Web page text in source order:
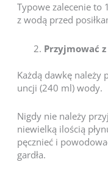
Typowe zalecenie to
z wodą przed
Przyjmować
Każdą dawkę należy
uncji (240 ml) wody.
Nigdy nie należy
niewielką ilością
pęcznieć i
gardła.